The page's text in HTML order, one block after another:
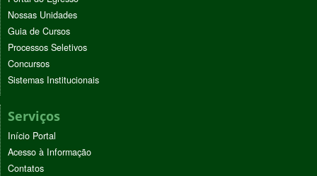
Nossas Unidades
Guia de Cursos
Processos Seletivos
Concursos
Sistemas Institucionais
Serviços
Início Portal
Acesso à Informação
Contatos